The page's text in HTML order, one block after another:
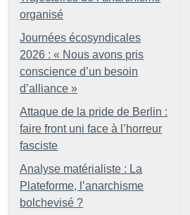
organisé
Journées écosyndicales
2026 : « Nous avons pris
conscience d’un besoin
d’alliance »
Attaque de la pride de Berlin :
faire front uni face à l’horreur
fasciste
Analyse matérialiste : La
Plateforme, l’anarchisme
bolchevisé ?